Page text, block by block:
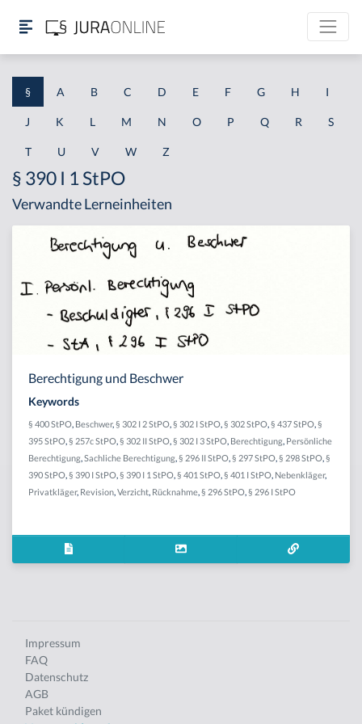
§ A B C D E F G H I
J K L M N O P Q R S
T U V W Z
§ 390 I 1 StPO
Verwandte Lerneinheiten
Berechtigung und Beschwer
Keywords
§ 400 StPO Beschwer, § 302 I 2 StPO § 302 I StPO § 302 StPO § 437 StPO §
395 StPO § 257c StPO § 302 II StPO § 302 I 3 StPO Berechtigung Persönliche
Berechtigung Sachliche Berechtigung § 296 II StPO § 297 StPO § 298 StPO §
390 StPO § 390 I StPO § 390 I 1 StPO § 401 StPO § 401 I StPO Nebenkläger,
Privatkläger, Revision Verzicht Rücknahme § 296 StPO § 296 I StPO
Impressum
FAQ
Datenschutz
AGB
Paket kündigen